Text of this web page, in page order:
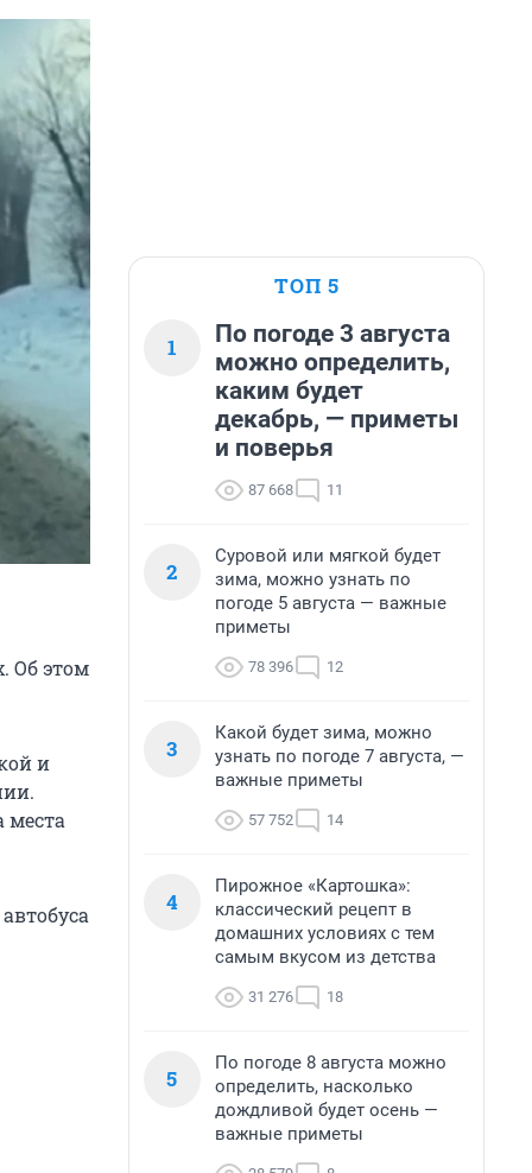
Об этом
и
места
ТОП 5
1
По погоде 3 августа
можно определить,
каким будет
декабрь, — приметы
и поверья
87 668 11
2
Суровой или мягкой будет
зима, можно узнать по
погоде 5 августа — важные
приметы
78 396 12
3
Какой будет зима, можно
узнать по погоде 7 августа, —
важные приметы
57 752 14
4
Пирожное «Картошка»:
классический рецепт в
домашних условиях с тем
самым вкусом из детства
31 276 18
5
По погоде 8 августа можно
определить, насколько
дождливой будет осень —
важные приметы